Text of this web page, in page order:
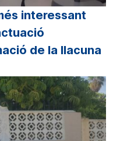
interessant
de la llacuna